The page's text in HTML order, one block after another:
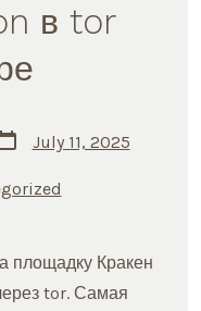
в tor
July 11, 2025
площадку Кракен
tor. Самая